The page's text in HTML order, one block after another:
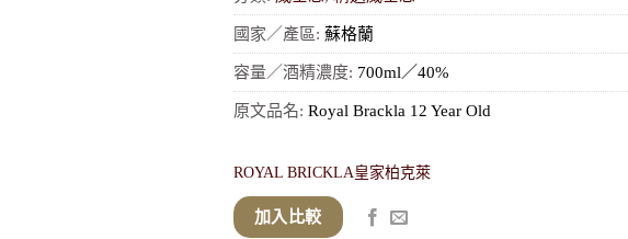
國家／產區: 蘇格蘭
容量／酒精濃度: 700ml／40%
原文品名: Royal Brackla 12 Year Old
ROYAL BRICKLA皇家柏克萊
加入比較